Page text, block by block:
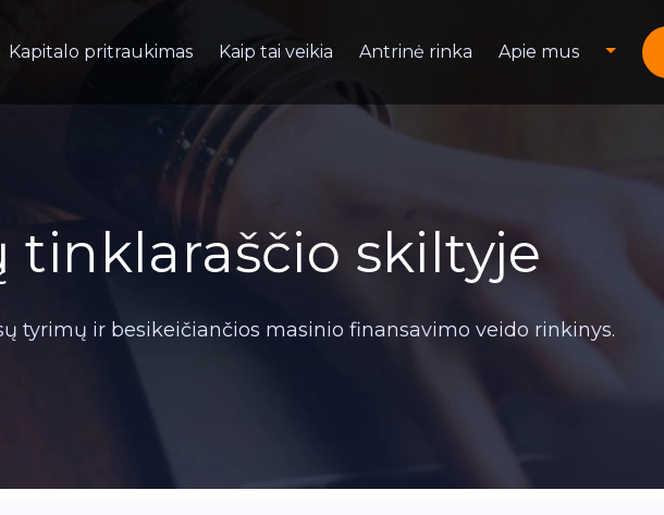
Kapitalo pritraukimas Kaip tai veikia Antrinė rinka Apie mus
tinklaraščio skiltyje
tyrimų ir besikeičiančios masinio finansavimo veido rinkinys.